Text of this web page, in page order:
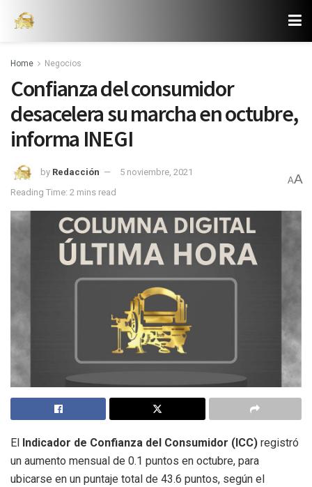
Home Negocios
Confianza del consumidor
desacelera su marcha en octubre,
informa INEGI
by Redacción
5 noviembre, 2021
Reading Time: 2 mins read
AA
El Indicador de Confianza del Consumidor (ICC) registró
un aumento mensual de 0.1 puntos en octubre, para
ubicarse en un puntaje total de 43.6 puntos, según el